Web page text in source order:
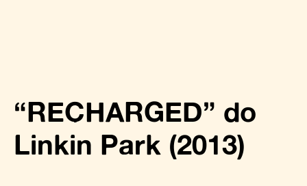
“RECHARGED” do
Linkin Park (2013)